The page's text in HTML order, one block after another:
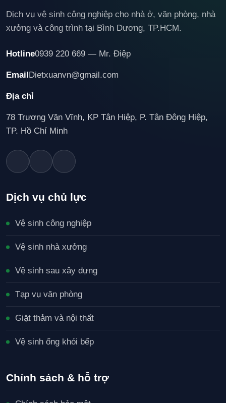
Dịch vụ vệ sinh công nghiệp cho nhà ở, văn phòng, nhà
xưởng và công trình tại Bình Dương, TP.HCM.
Hotline0939 220 669 — Mr. Điệp
EmailDietxuanvn@gmail.com
Địa chỉ
78 Trương Văn Vĩnh, KP Tân Hiệp, P. Tân Đông Hiệp,
TP. Hồ Chí Minh
Dịch vụ chủ lực
Vệ sinh công nghiệp
Vệ sinh nhà xưởng
Vệ sinh sau xây dựng
Tạp vụ văn phòng
Giặt thảm và nội thất
Vệ sinh ống khói bếp
Chính sách & hỗ trợ